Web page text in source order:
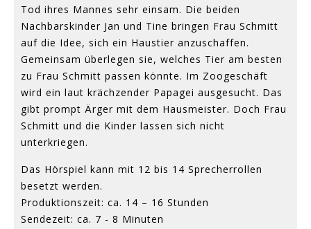
Tod ihres Mannes sehr einsam. Die beiden
Nachbarskinder Jan und Tine bringen Frau Schmitt
auf die Idee, sich ein Haustier anzuschaffen.
Gemeinsam überlegen sie, welches Tier am besten
zu Frau Schmitt passen könnte. Im Zoogeschäft
wird ein laut krächzender Papagei ausgesucht. Das
gibt prompt Ärger mit dem Hausmeister. Doch Frau
Schmitt und die Kinder lassen sich nicht
unterkriegen.
Das Hörspiel kann mit 12 bis 14 Sprecherrollen
besetzt werden.
Produktionszeit: ca. 14 – 16 Stunden
Sendezeit: ca. 7 - 8 Minuten